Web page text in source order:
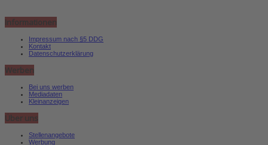
Informationen
Impressum nach §5 DDG
Kontakt
Datenschutzerklärung
Werben
Bei uns werben
Mediadaten
Kleinanzeigen
Über uns
Stellenangebote
Werbung